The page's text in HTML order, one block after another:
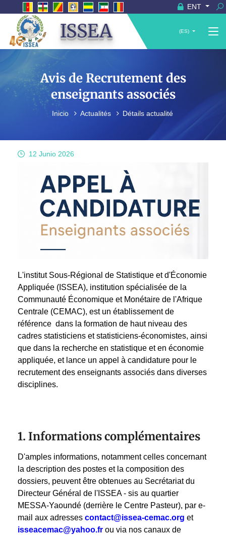
ENT
ISSEA (ES)
Avis de Recrutement des
enseignants associés
Inicio Actualités Détails actualité
12 Junio 2026
L'institut Sous-Régional de Statistique et d'Économie
Appliquée (ISSEA), institution spécialisée de la
Communauté Économique et Monétaire de l'Afrique
Centrale (CEMAC), est un établissement de
référence dans la formation de haut niveau des
cadres statisticiens et statisticiens-économistes, ainsi
que dans la recherche en statistique et en économie
appliquée, et lance un appel à candidature pour le
recrutement des enseignants associés dans diverses
disciplines.
1. Informations complémentaires
D'amples informations, notamment celles concernant
la description des postes et la composition des
dossiers, peuvent être obtenues au Secrétariat du
Directeur Général de l'ISSEA - sis au quartier
MESSA-Yaoundé (derrière le Centre Pasteur), par e-
mail aux adresses contact@issea-cemac.org et
isseacemac@yahoo.fr ou via nos canaux de